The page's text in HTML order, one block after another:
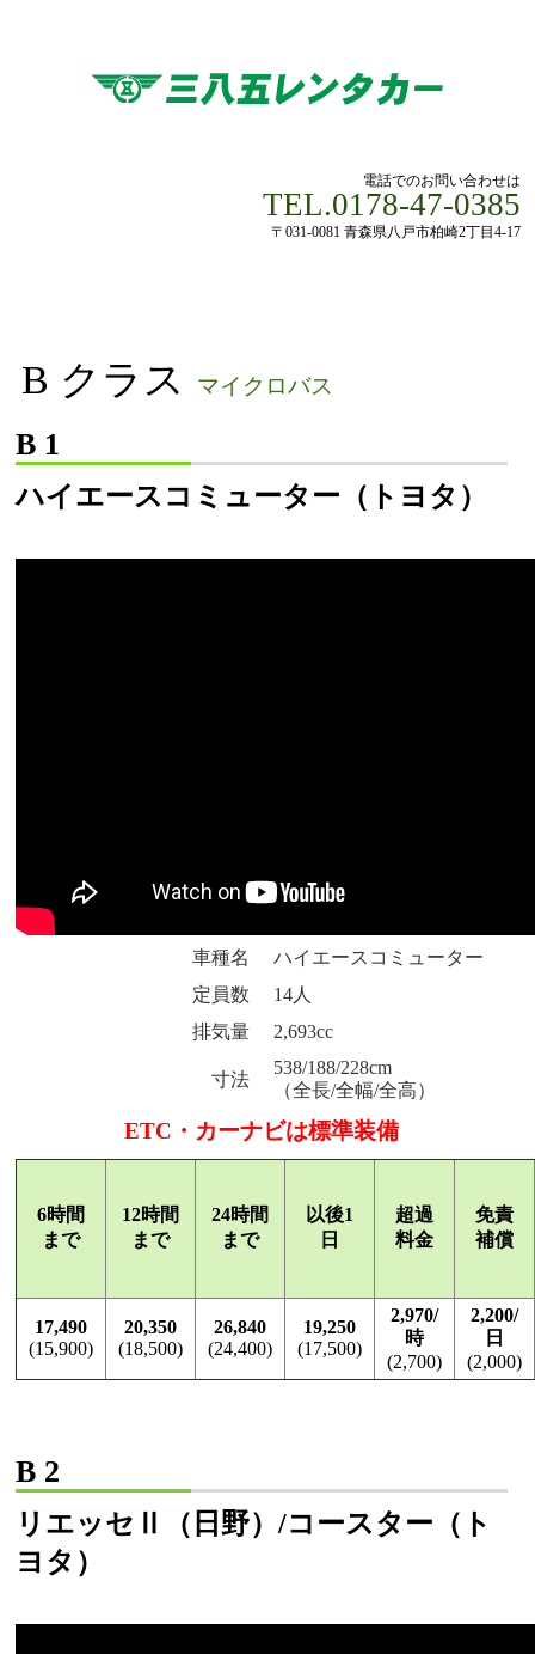
電話でのお問い合わせは
TEL.0178-47-0385
〒031-0081 青森県八戸市柏崎2丁目4-17
B クラス マイクロバス
B 1
ハイエースコミューター（トヨタ）
車種名
ハイエースコミューター
定員数
14人
排気量
2,693cc
寸法
538/188/228cm
（全長/全幅/全高）
ETC・カーナビは標準装備
6時間
まで
12時間
まで
24時間
まで
以後1
日
超過
料金
免責
補償
17,490
(15,900)
20,350
(18,500)
26,840
(24,400)
19,250
(17,500)
2,970/
時
(2,700)
2,200/
日
(2,000)
B 2
リエッセⅡ（日野）/コースター（ト
ヨタ）